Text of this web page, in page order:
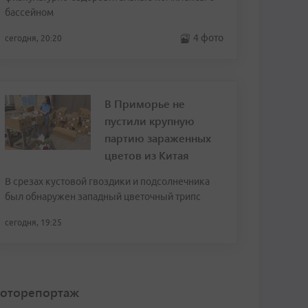
бассейном
сегодня, 20:20 4 фото
В Приморье не
пустили крупную
партию зараженных
цветов из Китая
В срезах кустовой гвоздики и подсолнечника
был обнаружен западный цветочный трипс
сегодня, 19:25